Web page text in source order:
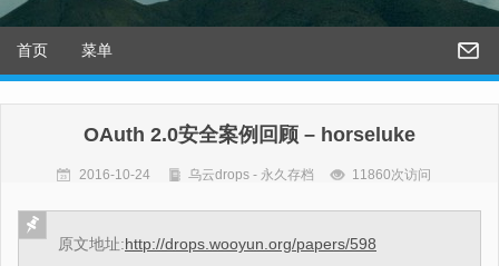
首页 菜单
OAuth 2.0安全案例回顾 – horseluke
2016-10-24 乌云drops - 永久存档 11860次访问
原文地址:http://drops.wooyun.org/papers/598